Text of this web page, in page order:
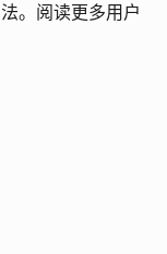
。阅读更多用户